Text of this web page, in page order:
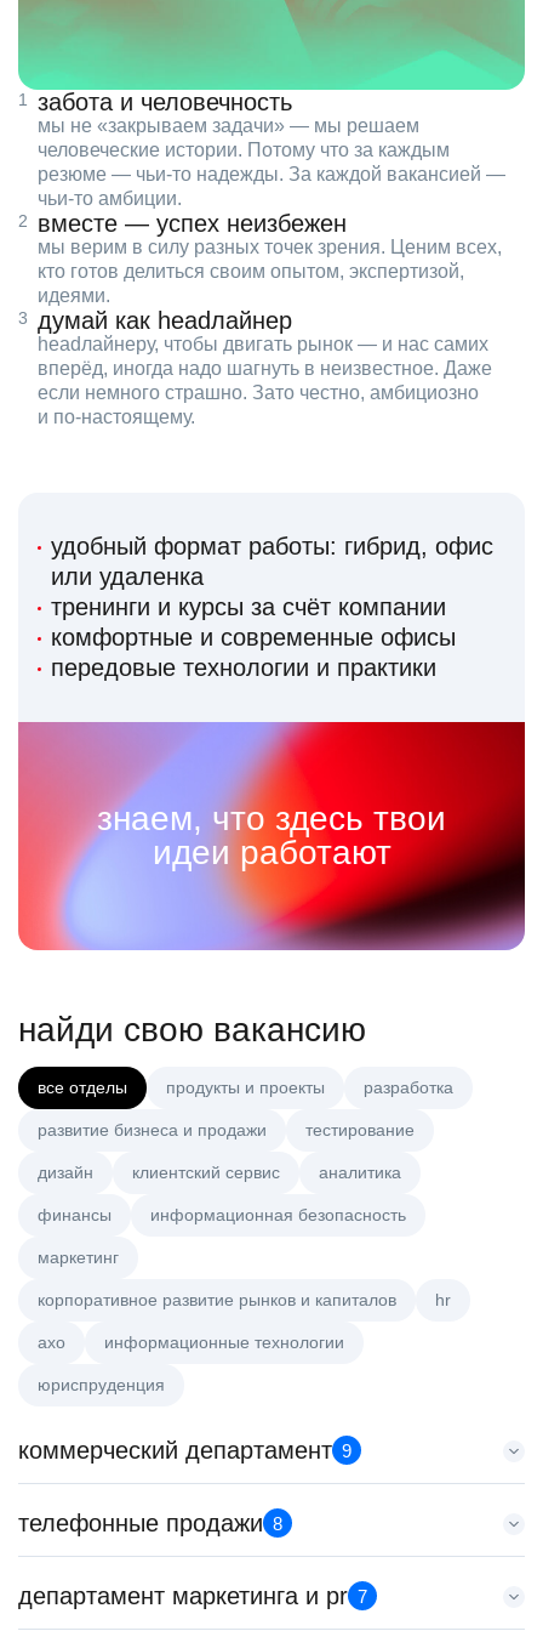
забота и человечность
мы не «закрываем задачи» — мы решаем
человеческие истории. Потому что за каждым
резюме — чьи‑то надежды. За каждой вакансией —
чьи‑то амбиции.
вместе — успех неизбежен
мы верим в силу разных точек зрения. Ценим всех,
кто готов делиться своим опытом, экспертизой,
идеями.
думай как headлайнер
headлайнеру, чтобы двигать рынок — и нас самих
вперёд, иногда надо шагнуть в неизвестное. Даже
если немного страшно. Зато честно, амбициозно
и по‑настоящему.
удобный формат работы: гибрид, офис
или удаленка
тренинги и курсы за счёт компании
комфортные и современные офисы
передовые технологии и практики
знаем, что здесь твои
идеи работают
найди свою вакансию
все отделы продукты и проекты разработка
развитие бизнеса и продажи тестирование
дизайн клиентский сервис аналитика
финансы информационная безопасность
маркетинг
корпоративное развитие рынков и капиталов hr
axo информационные технологии
юриспруденция
коммерческий департамент 9
Key Account Manager (EdTech)
HeadHunter::Коммерческий департамент
150000 ₽
телефонные продажи 8
Менеджер по продажам в сегменте среднего и крупного
бизнеса
департамент маркетинга и pr 7